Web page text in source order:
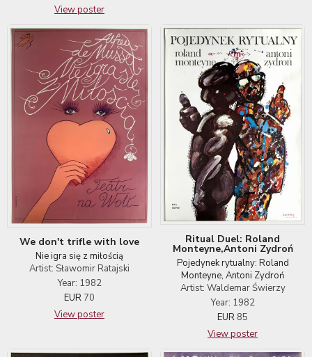
View poster
We don't trifle with love
Nie igra się z miłością
Artist: Sławomir Ratajski
Year: 1982
EUR 70
View poster
Ritual Duel: Roland
Monteyne,Antoni Zydroń
Pojedynek rytualny: Roland
Monteyne, Antoni Zydroń
Artist: Waldemar Świerzy
Year: 1982
EUR 85
View poster